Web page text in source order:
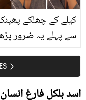
کیلے کے چھلکے
سے پہلے یہ ضرور
جلد کے 3 بڑے
سستا اور قدرتی حل
اسد بلکل فارغ